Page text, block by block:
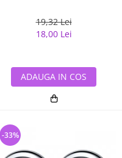
19,32 Lei
18,00 Lei
ADAUGA IN COS
-33%